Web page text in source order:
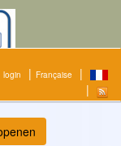
login Française